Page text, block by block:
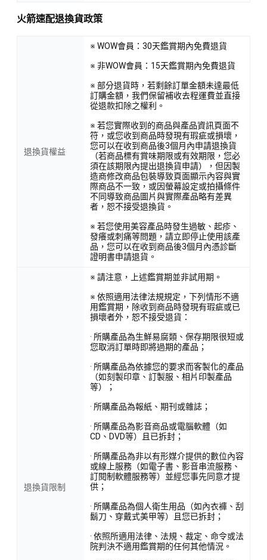
火箭速配退換貨政策
退換貨權益
※ WOW會員：30天鑑賞期內免費退貨
※ 非WOW會員：15天鑑賞期內免費退貨
※ 部分退貨時，若剩餘訂單金額未達最低
訂購金額，我們保留補收去程運費並直接
從退款扣除之權利。
※ 若您實際收到的商品與產品資訊頁面不
符，或您收到商品時發現有瑕疵或損壞，
您可以在收到商品後3個月內申請退換貨
（若商品標有賞味期限或有效期限，您必
須在該期限內提出退換貨申請），但因製
造商修改商品包裝導致頁面顯示內容與實
際商品不一致，或因螢幕設定或拍攝條件
不同導致商品圖片與實際產品略有差異
者，恕不接受退換貨。
※ 若您使用美容產品時發生過敏、起疹、
發癢或刺痛等問題，請立即停止使用該產
品，您可以在收到商品後3個月內憑診斷
證明書申請退貨。
退換貨限制
※ 請注意，上述鑑賞期並非試用期。
※ 依照適用法律法規規定，下列情形不適
用鑑賞期，除收到商品時發現有瑕疵或已
損壞者外，恕不接受退貨：
· 所購產品為生鮮易腐類、保存期限很短或
您取消訂單時即將過期的產品；
· 所購產品為依據您的要求而客製化的產品
（如刻製印章、訂製服、相片印製產品
等）；
· 所購產品為報紙、期刊或雜誌；
· 所購產品為影音商品或電腦軟體（如
CD、DVD等）且已拆封；
· 所購產品為非以有形媒介提供的數位內容
或線上服務（如電子書、影音串流服務、
訂閱制軟體服務等）並經您事先同意才提
供；
· 所購產品為個人衛生用品（如內衣褲、刮
鬍刀、穿戴式美甲等）且您已拆封；
· 依照所適用法律、法規、裁定、命令或法
院判決不適用鑑賞期的任何其他情況。